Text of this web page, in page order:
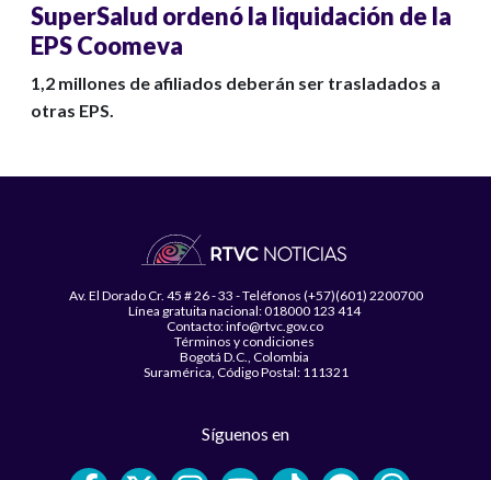
SuperSalud ordenó la liquidación de la
EPS Coomeva
1,2 millones de afiliados deberán ser trasladados a
otras EPS.
Av. El Dorado Cr. 45 # 26 - 33 - Teléfonos (+57)(601) 2200700
Línea gratuita nacional: 018000 123 414
Contacto: info@rtvc.gov.co
Términos y condiciones
Bogotá D.C., Colombia
Suramérica, Código Postal: 111321
Síguenos en